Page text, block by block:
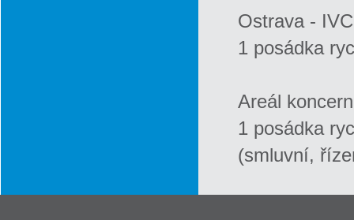
Ostrava -
1 posádka
Areál
1 posádka
(smluvní,